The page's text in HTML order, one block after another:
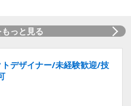
っと見る
トデザイナー/未経験歓迎/技